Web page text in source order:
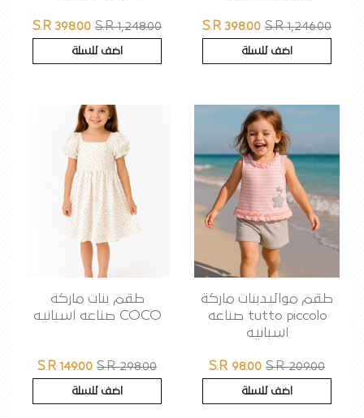
S.R 398.00 S.R 1,246.00
اضف للسلة
S.R 398.00 S.R 1,248.00
اضف للسلة
طقم مواليدبنات ماركة
tutto piccolo صناعه
اسبانيه
S.R 98.00 S.R 209.00
اضف للسلة
طقم بنات ماركة
COCO صناعه اسبانيه
S.R 149.00 S.R 298.00
اضف للسلة